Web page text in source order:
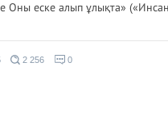
Оны еске алып ұлықта»
2 256 0